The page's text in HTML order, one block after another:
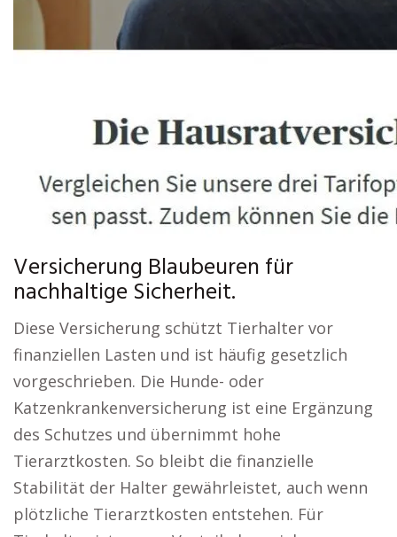
Versicherung Blaubeuren für
nachhaltige Sicherheit.
Diese Versicherung schützt Tierhalter vor
finanziellen Lasten und ist häufig gesetzlich
vorgeschrieben. Die Hunde- oder
Katzenkrankenversicherung ist eine Ergänzung
des Schutzes und übernimmt hohe
Tierarztkosten. So bleibt die finanzielle
Stabilität der Halter gewährleistet, auch wenn
plötzliche Tierarztkosten entstehen. Für